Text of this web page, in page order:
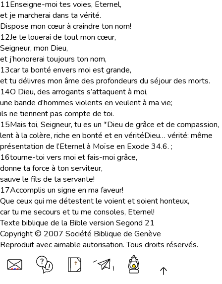
11Enseigne-moi tes voies, Eternel,
et je marcherai dans ta vérité.
Dispose mon cœur à craindre ton nom!
12Je te louerai de tout mon cœur,
Seigneur, mon Dieu,
et j’honorerai toujours ton nom,
13car ta bonté envers moi est grande,
et tu délivres mon âme des profondeurs du séjour des morts.
14O Dieu, des arrogants s’attaquent à moi,
une bande d’hommes violents en veulent à ma vie;
ils ne tiennent pas compte de toi.
15Mais toi, Seigneur, tu es un *Dieu de grâce et de compassion,
lent à la colère, riche en bonté et en véritéDieu… vérité: même
présentation de l’Eternel à Moïse en Exode 34.6. ;
16tourne-toi vers moi et fais-moi grâce,
donne ta force à ton serviteur,
sauve le fils de ta servante!
17Accomplis un signe en ma faveur!
Que ceux qui me détestent le voient et soient honteux,
car tu me secours et tu me consoles, Eternel!
Texte biblique de la Bible version Segond 21
Copyright © 2007 Société Biblique de Genève
Reproduit avec aimable autorisation. Tous droits réservés.